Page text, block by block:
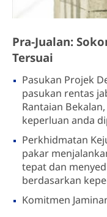
Pra-Jualan:
Tersuai
Pasukan Projek
pasukan rentas
Rantaian
keperluan anda
Perkhidmatan
pakar
tepat dan
berdasarkan
Komitmen